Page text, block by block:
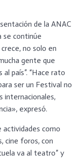
de la ANAC
se continúe
no solo en
gente que
país”. “Hace rato
ser un Festival no
internacionales,
expresó.
actividades como
cine foros, con
va al teatro” y